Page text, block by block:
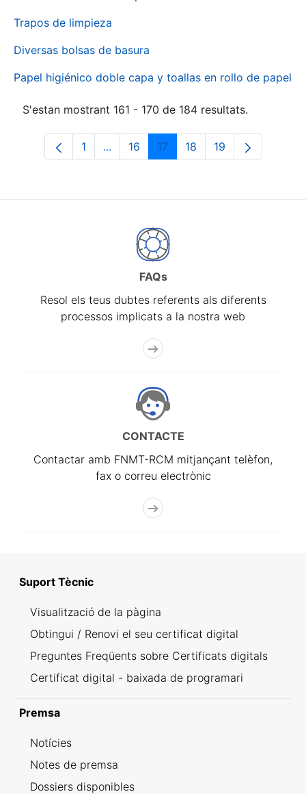
Trapos de limpieza
Diversas bolsas de basura
Papel higiénico doble capa y toallas en rollo de papel
S'estan mostrant 161 - 170 de 184 resultats.
Pàgina
1 ...Pàgines intermèdies Utilitzeu TAB per
Pàgina
16 Pàgina
17 Pàgina
18 Pàgina
19
FAQs
Resol els teus dubtes referents als diferents
processos implicats a la nostra web
CONTACTE
Contactar amb FNMT-RCM mitjançant telèfon,
fax o correu electrònic
Suport Tècnic
Visualització de la pàgina
Obtingui / Renovi el seu certificat digital
Preguntes Freqüents sobre Certificats digitals
Certificat digital - baixada de programari
Premsa
Notícies
Notes de premsa
Dossiers disponibles